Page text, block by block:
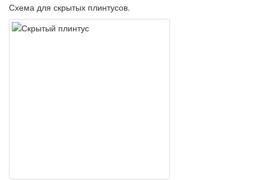
Схема для скрытых плинтусов.